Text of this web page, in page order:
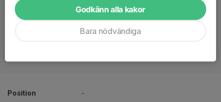
Position -
Godkänn alla kakor
Bara nödvändiga